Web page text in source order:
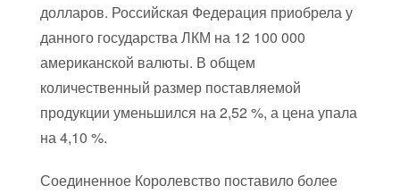
долларов. Российская Федерация приобрела у
данного государства ЛКМ на 12 100 000
американской валюты. В общем
количественный размер поставляемой
продукции уменьшился на 2,52 %, а цена упала
на 4,10 %.
Соединенное Королевство поставило более